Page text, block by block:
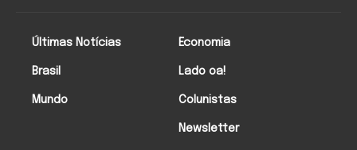
Últimas Notícias
Brasil
Mundo
Economia
Lado oa!
Colunistas
Newsletter